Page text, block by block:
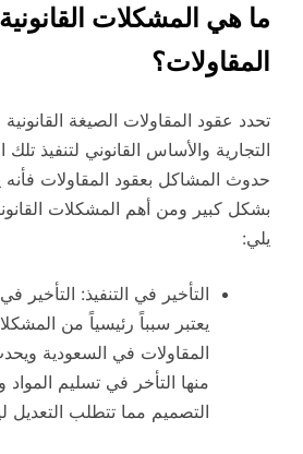
ما هي المشكلات
المقاولات؟
تحدد عقود المقاولات الصيغة
التجارية والأساس القانوني لتنفيذ
حدوث المشاكل بعقود المقاولات
بشكل كبير ومن أهم المشكلات
يلي:
التأخير في التنفيذ: التأخير
يعتبر سبباً رئيسياً من
المقاولات في السعودية
منها التأخر في تسليم
التصميم مما تتطلب التعديل